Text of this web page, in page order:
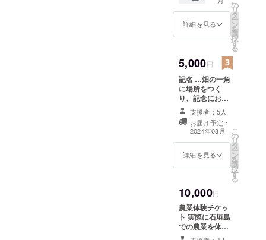
詳細を見る
の
リ
タ
ー
ン
を
選
択
す
る
5,000円
記名 …畑の一角
に場所をつく
り、記念にお名
前を記載させて
いただきます！
・掲載期間：
2024年8月17日
から事業が存続
する限り掲載 ・
A4サイズの
ボード(背景は石
垣島をテーマに
したイラストを
予定)にタテ5列×
支援者：5人
お届け予定：
2024年08月
詳細を見る
こ
の
リ
タ
ー
ン
を
選
択
す
る
10,000円
農業体験チケッ
ト 実際に石垣島
での農業を体験
してみません